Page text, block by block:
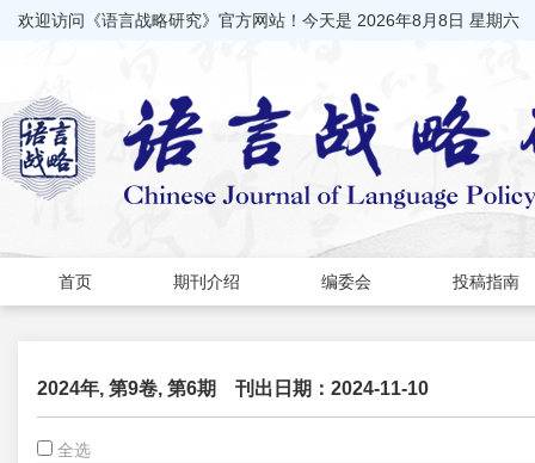
欢迎访问《语言战略研究》官方网站！今天是 2026年8月8日 星期六
首页 期刊介绍 编委会 投稿指南
2024年, 第9卷, 第6期 刊出日期：2024-11-10
全选